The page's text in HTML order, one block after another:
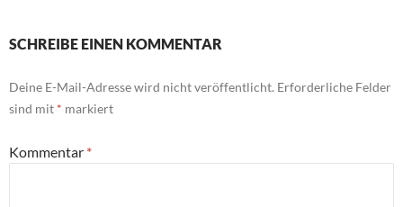
SCHREIBE EINEN KOMMENTAR
Deine E-Mail-Adresse wird nicht veröffentlicht. Erforderliche Felder
sind mit * markiert
Kommentar *